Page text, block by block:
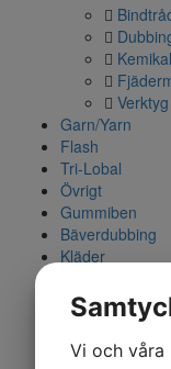
Verktyg
Garn/Yarn
Flash
Tri-Lobal
Övrigt
Gummiben
Bäverdubbing
Kläder
Flugfiske
Bast/Raffia
Tillbehör
Vi och våra